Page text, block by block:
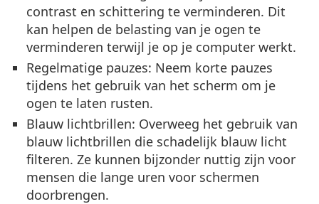
contrast en schittering te verminderen. Dit
kan helpen de belasting van je ogen te
verminderen terwijl je op je computer werkt.
Regelmatige pauzes: Neem korte pauzes
tijdens het gebruik van het scherm om je
ogen te laten rusten.
Blauw lichtbrillen: Overweeg het gebruik van
blauw lichtbrillen die schadelijk blauw licht
filteren. Ze kunnen bijzonder nuttig zijn voor
mensen die lange uren voor schermen
doorbrengen.